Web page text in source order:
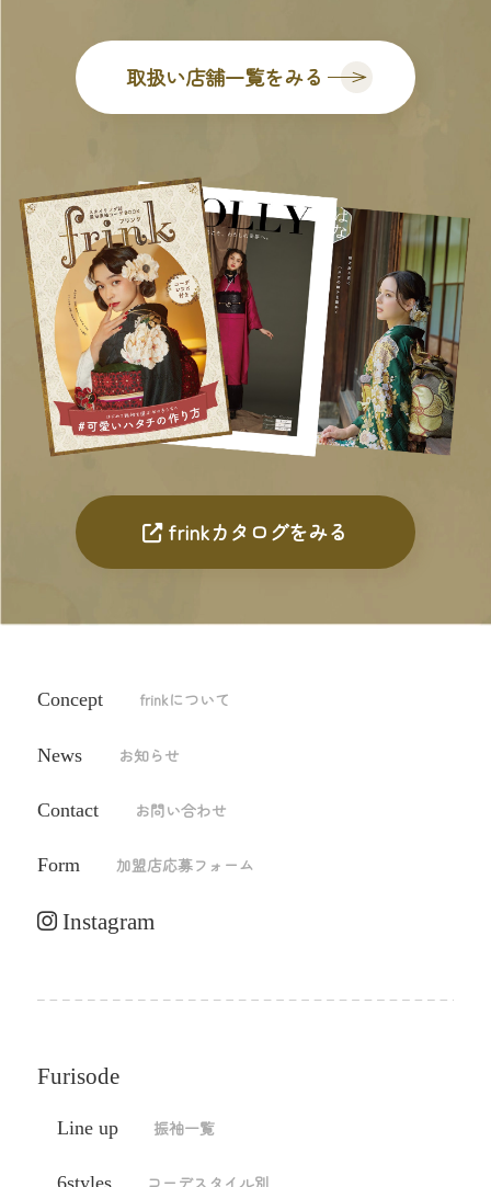
取扱い店舗一覧をみる
frinkカタログをみる
Concept frinkについて
News お知らせ
Contact お問い合わせ
Form 加盟店応募フォーム
Instagram
Furisode
Line up 振袖一覧